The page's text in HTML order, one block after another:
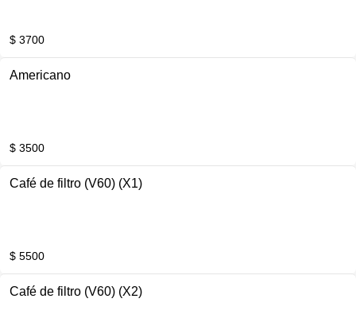
$ 3700
Americano
$ 3500
Café de filtro (V60) (X1)
$ 5500
Café de filtro (V60) (X2)